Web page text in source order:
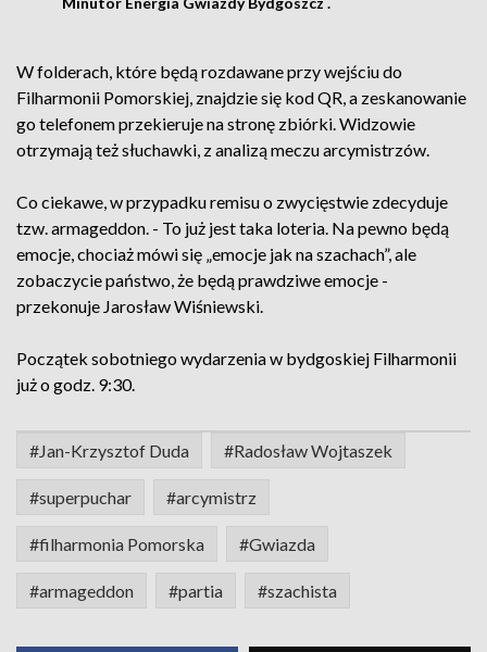
W folderach, które będą rozdawane przy wejściu do
Filharmonii Pomorskiej, znajdzie się kod QR, a zeskanowanie
go telefonem przekieruje na stronę zbiórki. Widzowie
otrzymają też słuchawki, z analizą meczu arcymistrzów.
Co ciekawe, w przypadku remisu o zwycięstwie zdecyduje
tzw. armageddon. - To już jest taka loteria. Na pewno będą
emocje, chociaż mówi się „emocje jak na szachach”, ale
zobaczycie państwo, że będą prawdziwe emocje -
przekonuje Jarosław Wiśniewski.
Początek sobotniego wydarzenia w bydgoskiej Filharmonii
już o godz. 9:30.
#Jan-Krzysztof Duda #Radosław Wojtaszek
#superpuchar #arcymistrz
#filharmonia Pomorska #Gwiazda
#armageddon #partia #szachista